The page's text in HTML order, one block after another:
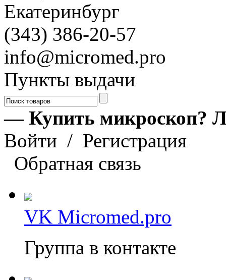
Екатеринбург
(343) 386-20-57
info@micromed.pro
Пункты выдачи
— Купить микроскоп?
Войти / Регистрация
Обратная связь
VK Micromed.pro
Группа в контакте